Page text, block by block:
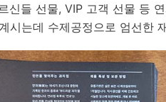
신들 선물, VIP 고객 선물 등
시는데 수제공정으로 엄선한